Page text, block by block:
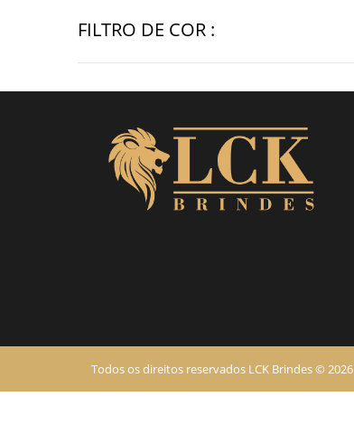
FILTRO DE COR :
Todos os direitos reservados LCK Brindes © 2026